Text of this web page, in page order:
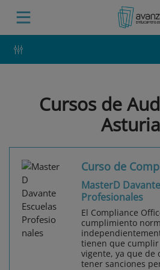
Cursos de
Curso de
MasterD
Profesionales
El Compliance
cumplimiento
tienen que
vigente, ya que de
tener sanciones